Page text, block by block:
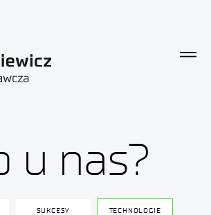
u nas?
SUKCESY TECHNOLOGIE